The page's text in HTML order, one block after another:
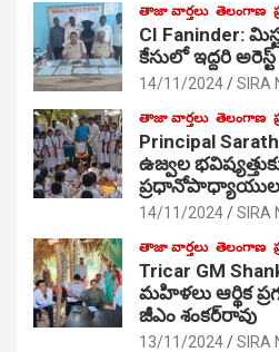
తాజా వార్తలు తెలంగాణ
CI Faninder:
కేసులో ఇద్దరి
14/11/2024 SIRA
తాజా వార్తలు తెలంగాణ
Principal
ఉజ్వల
14/11/2024 SIRA
తాజా వార్తలు తెలంగాణ
Tricar GM
మహిళలు ఆర్థిక
జీఎం శంకర్‌రావు
13/11/2024 SIRA